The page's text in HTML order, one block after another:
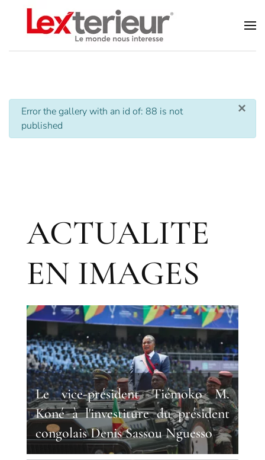
Accéder au contenu principal
×
info
Error the gallery with an id of: 88 is not
published
ACTUALITE
EN IMAGES
Le vice-président Tiémoko M.
Koné à l'investiture du président
congolais Denis Sassou Nguesso